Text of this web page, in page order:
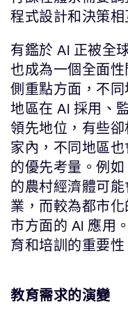
程式設計和決策相
有鑑於 AI 正被全
也成為一個全面
側重點方面，不
地區在 AI 採用、
領先地位，有些
家內，不同地區
的優先考量。例
的農村經濟體可
業，而較為都市
市方面的 AI 應用
育和培訓的重要性
教育需求的演變